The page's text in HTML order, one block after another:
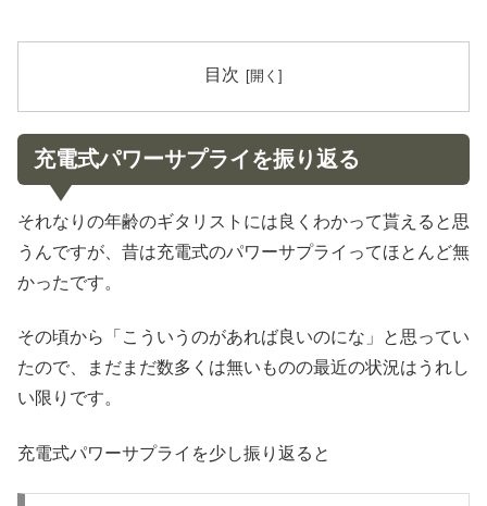
目次
充電式パワーサプライを振り返る
それなりの年齢のギタリストには良くわかって貰えると思
うんですが、昔は充電式のパワーサプライってほとんど無
かったです。
その頃から「こういうのがあれば良いのにな」と思ってい
たので、まだまだ数多くは無いものの最近の状況はうれし
い限りです。
充電式パワーサプライを少し振り返ると